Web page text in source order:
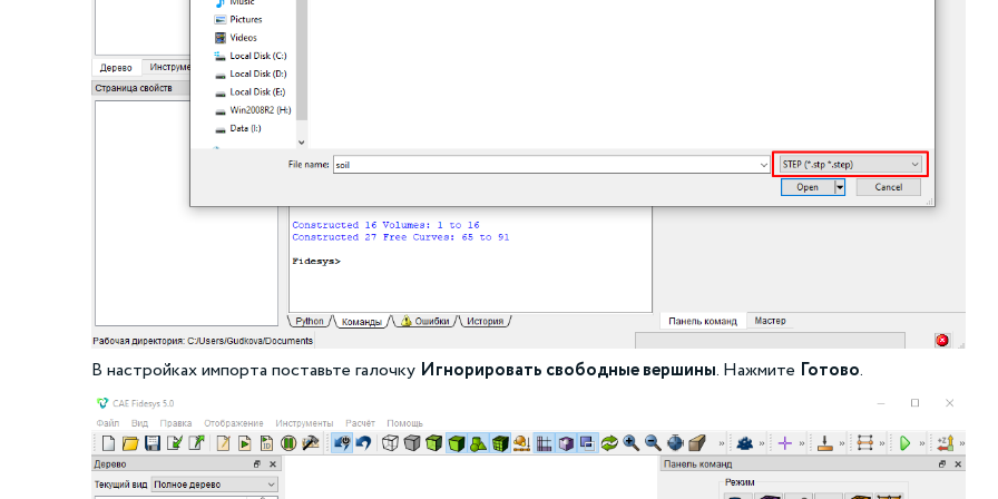
В настройках импорта поставьте галочку Игнорировать свободные вершины. Нажмите Готово.